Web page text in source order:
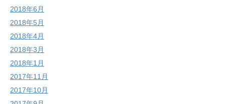
2018年6月
2018年5月
2018年4月
2018年3月
2018年1月
2017年11月
2017年10月